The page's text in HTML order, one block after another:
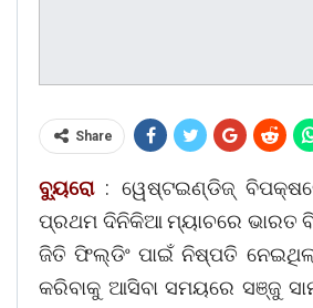
Share
ବ୍ୟୁରୋ: ୱେଷ୍ଟଇଣ୍ଡିଜ୍
ପ୍ରଥମ ଦିନିକିଆ ମ୍ୟାଚରେ ଭାରତ
ଜିତି ଫିଲ୍ଡିଂ ପାଇଁ ନିଷ୍ପତି
କରିବାକୁ ଆସିବା ସମୟରେ ସଞ୍ଜୁ